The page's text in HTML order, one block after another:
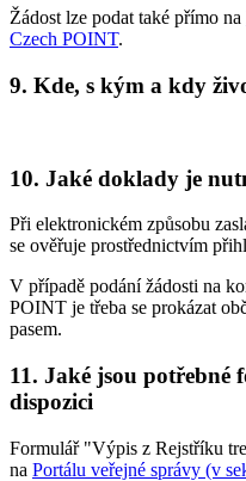
Žádost lze podat také přímo na
Czech POINT.
9. Kde, s kým a kdy
10. Jaké doklady je
Při elektronickém způsobu
se ověřuje prostřednictvím
V případě podání žádosti na
POINT je třeba se prokázat
pasem.
11. Jaké jsou potřebné
dispozici
Formulář "Výpis z Rejstříku
na Portálu veřejné správy (v